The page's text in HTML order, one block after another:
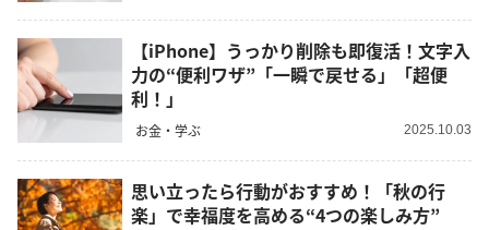
【iPhone】うっかり削除も即復活！文字入
力の“便利ワザ”「一瞬で戻せる」「超便
利！」
お金・学ぶ 2025.10.03
思い立ったら行動がおすすめ！「秋の行
楽」で幸福度を高める“4つの楽しみ方”